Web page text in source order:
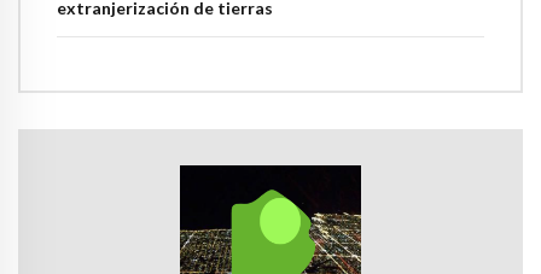
extranjerización de tierras